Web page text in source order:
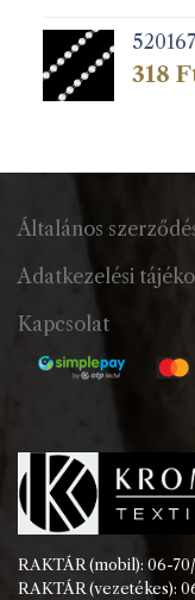
318
Általános
Adatkezelési
Kapcsolat
RAKTÁR (mobil): 06-
RAKTÁR (vezetékes):